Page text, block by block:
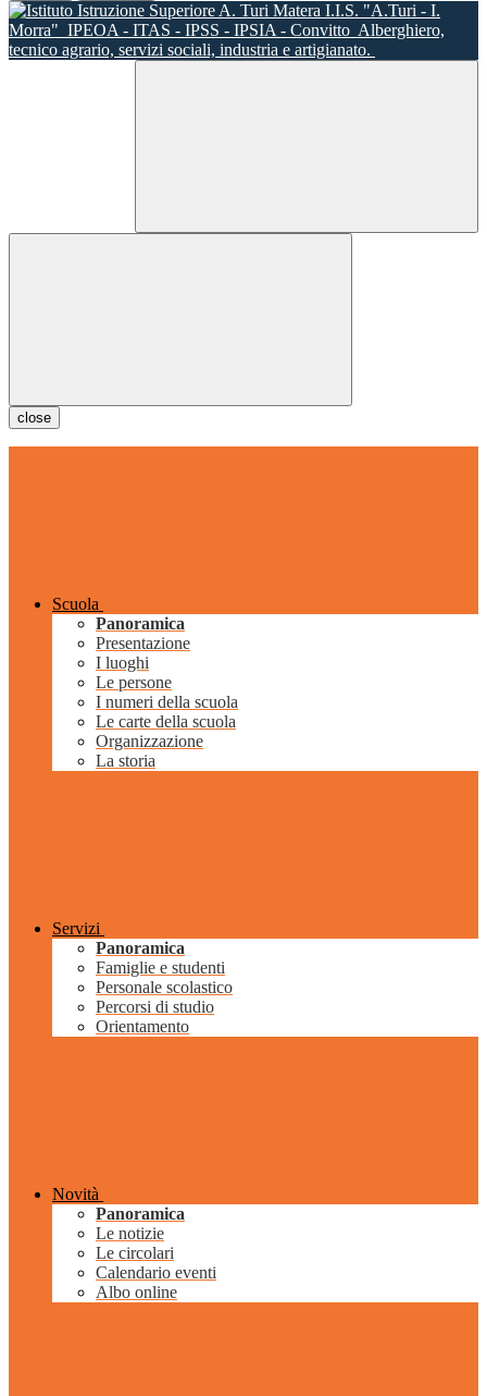
I.I.S. "A.Turi - I.
Morra" IPEOA - ITAS - IPSS - IPSIA - Convitto Alberghiero,
tecnico agrario, servizi sociali, industria e artigianato.
close
Scuola
Panoramica
Presentazione
I luoghi
Le persone
I numeri della scuola
Le carte della scuola
Organizzazione
La storia
Servizi
Panoramica
Famiglie e studenti
Personale scolastico
Percorsi di studio
Orientamento
Novità
Panoramica
Le notizie
Le circolari
Calendario eventi
Albo online